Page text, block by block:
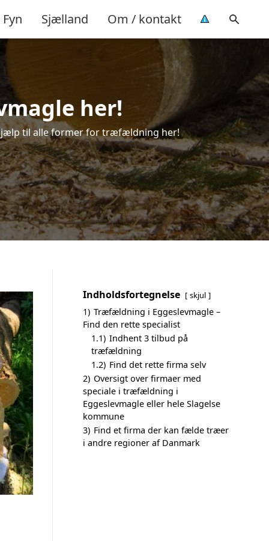
Fyn Sjælland Om / kontakt
her!
til alle former for træfældning her!
Indholdsfortegnelse skjul
1) Træfældning i Eggeslevmagle –
Find den rette specialist
1.1) Indhent 3 tilbud på
træfældning
1.2) Find det rette firma selv
2) Oversigt over firmaer med
speciale i træfældning i
Eggeslevmagle eller hele Slagelse
kommune
3) Find et firma der kan fælde træer
i andre regioner af Danmark